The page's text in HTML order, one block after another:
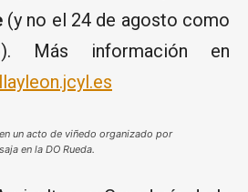
(y no el 24 de agosto como
Más información en
un acto de viñedo organizado por
en la DO Rueda.